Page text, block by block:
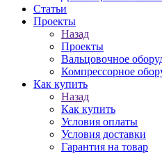
Статьи
Проекты
Назад
Проекты
Вальцовочное
Компрессорное
Как купить
Назад
Как купить
Условия оплаты
Условия доставки
Гарантия на товар